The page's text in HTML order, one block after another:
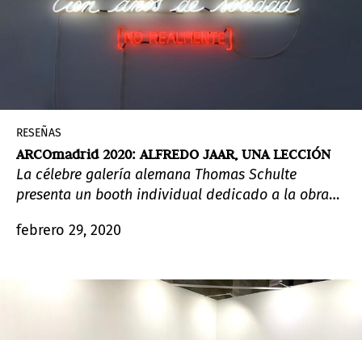
RESEÑAS
ARCOmadrid 2020: ALFREDO JAAR, UNA LECCIÓN
La célebre galería alemana Thomas Schulte
presenta un booth individual dedicado a la obra
alto contenido político, fueron seleccionadas por
febrero 29, 2020